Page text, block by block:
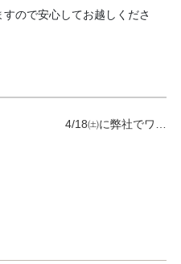
ので安心してお越しくださ
4/18㈯に弊社でワ…